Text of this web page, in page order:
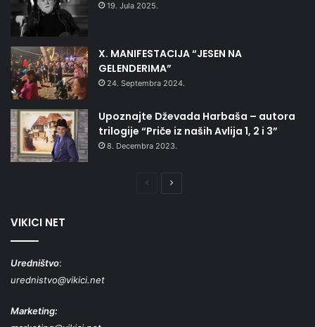
19. Jula 2025.
X. MANIFESTACIJA “JESEN NA
GELENDERIMA”
24. Septembra 2024.
Upoznajte Dževada Harbaša – autora
trilogije “Priče iz naših Avlija 1, 2 i 3”
8. Decembra 2023.
PrethodnaNaredna
VIKICI NET
Uredništvo:
urednistvo@vikici.net
Marketing: